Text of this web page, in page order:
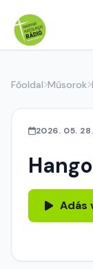
Főoldal Műsorok
2026. 05. 28.
Adás